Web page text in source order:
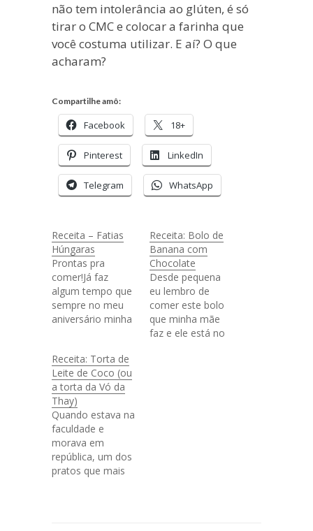
não tem intolerância ao glúten, é só
tirar o CMC e colocar a farinha que
você costuma utilizar. E aí? O que
acharam?
Compartilhe amô:
Facebook 18+
Pinterest LinkedIn
Telegram WhatsApp
Receita – Fatias
Húngaras
Prontas pra
comer!Já faz
algum tempo que
sempre no meu
aniversário minha
ao invés de um
bolo. Acho que
tudo começou
porque ela vinha
com minha mãe
de Minas pro Vale
do Paraíba pra
cantar um
parabéns pra mim
Receita: Bolo de
Banana com
Chocolate
Desde pequena
eu lembro de
comer este bolo
que minha mãe
faz e ele está no
Receita: Torta de
Leite de Coco (ou
a torta da Vó da
Thay)
Quando estava na
faculdade e
morava em
república, um dos
pratos que mais